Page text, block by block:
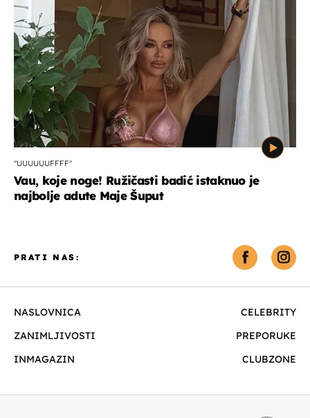
"UUUUUUFFFF"
Vau, koje noge! Ružičasti badić istaknuo je
najbolje adute Maje Šuput
NASLOVNICA
CELEBRITY
ZANIMLJIVOSTI
PREPORUKE
INMAGAZIN
CLUBZONE
PRATI NAS: